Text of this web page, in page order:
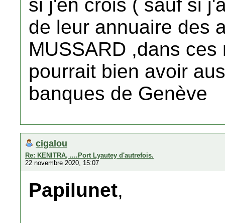
si j'en crois ( sauf si
de leur annuaire des
MUSSARD ,dans
pourrait bien avoir
banques de Genève
cigalou
Re: KENITRA, ....Port Lyautey d'autrefois.
22 novembre 2020, 15:07
Papilunet,